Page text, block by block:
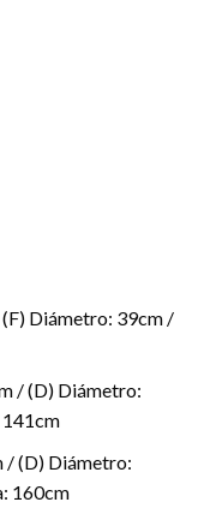
Diámetro: 39cm /
/ (D) Diámetro:
/ (D) Diámetro:
160cm